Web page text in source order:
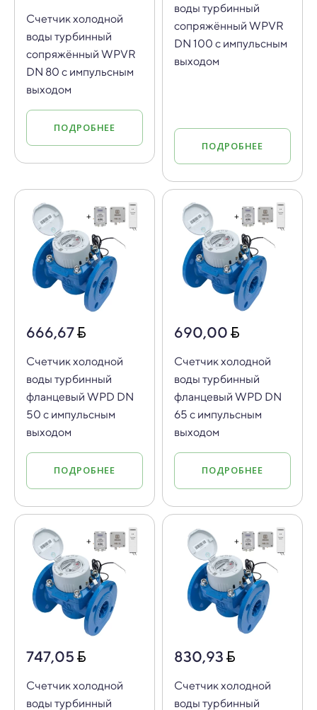
Счетчик холодной
воды турбинный
сопряжённый WPVR
DN 80 с импульсным
выходом
ПОДРОБНЕЕ
воды турбинный
сопряжённый WPVR
DN 100 с импульсным
выходом
ПОДРОБНЕЕ
666,67
Счетчик холодной
воды турбинный
фланцевый WPD DN
50 с импульсным
выходом
ПОДРОБНЕЕ
690,00
Счетчик холодной
воды турбинный
фланцевый WPD DN
65 с импульсным
выходом
ПОДРОБНЕЕ
747,05
Счетчик холодной
воды турбинный
830,93
Счетчик холодной
воды турбинный